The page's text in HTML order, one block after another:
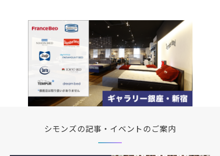
シモンズの記事・イベントのご案内